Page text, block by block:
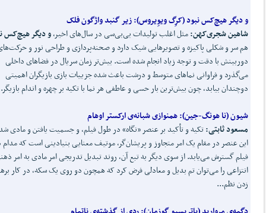
و دیگر هیچکس نبود(کرِگ ویوِیروس):زیر گنبد واژگون فلک
شاهین شجریکهن:مثل اغلب تولیدات بی‌بی‌سی در سال‌های اخیر،و دیگر هیچکس
هم سر و شکلی پاکیزه و تصویرهایی شیک دارد و صحنه‌پردازی و طراحی نور و
دوربینش با دقت و توجه زیاد انجام شده است. بیش‌تر زمان سریال در فضاهای داخلی
می‌گذرد و فراوانی نماهای متوسط و درشت باعث شده جزییات بازی بازیگران اهمیتی
دوچندان بیابد، چون بیش‌ترین بار حسی و عاطفی هر نما با تکیه بر چهره و اندام
شیون(نا هونگ-جین):همنوازی شبانه‌ی ارکستر اوهام
مسعود ثابتی:تکیه و تأکید بر عنصر «نگاه» در طول فیلم، و جسمیت یافتن و مادی
این عنصر در مقام یک امر متجاوز و پریشان‌گر، موتیف معنایی بنیادینی است که
فیلم گسترش می‌یابد. از سوی دیگر به تبع آن، روند تبدیل تدریجی امر مادی به امر
انتزاعی را می‌توان تم بدیل و معادلی فرض کرد که همچون دو روی یک سکه، در کار
زدن نظم...